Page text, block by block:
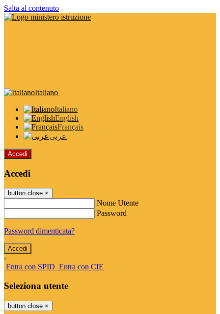
Salta al contenuto
Italiano
Italiano
English
Français
عربى
Accedi
Accedi
button close ×
Nome Utente
Password
Password dimenticata?
-
Entra con SPID Entra con CIE
Seleziona utente
button close ×